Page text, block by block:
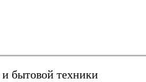
бытовой техники